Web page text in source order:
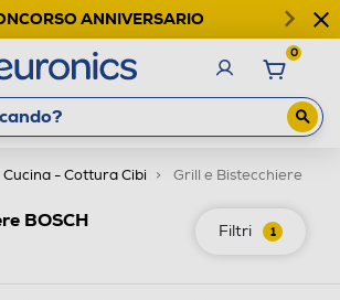
ANNIVERSARIO
0
Cucina - Cottura Cibi Grill e Bistecchiere
Filtri 1
BOSCH